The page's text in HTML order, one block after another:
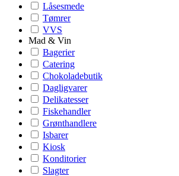
Låsesmede
Tømrer
VVS
Mad & Vin
Bagerier
Catering
Chokoladebutik
Dagligvarer
Delikatesser
Fiskehandler
Grønthandlere
Isbarer
Kiosk
Konditorier
Slagter